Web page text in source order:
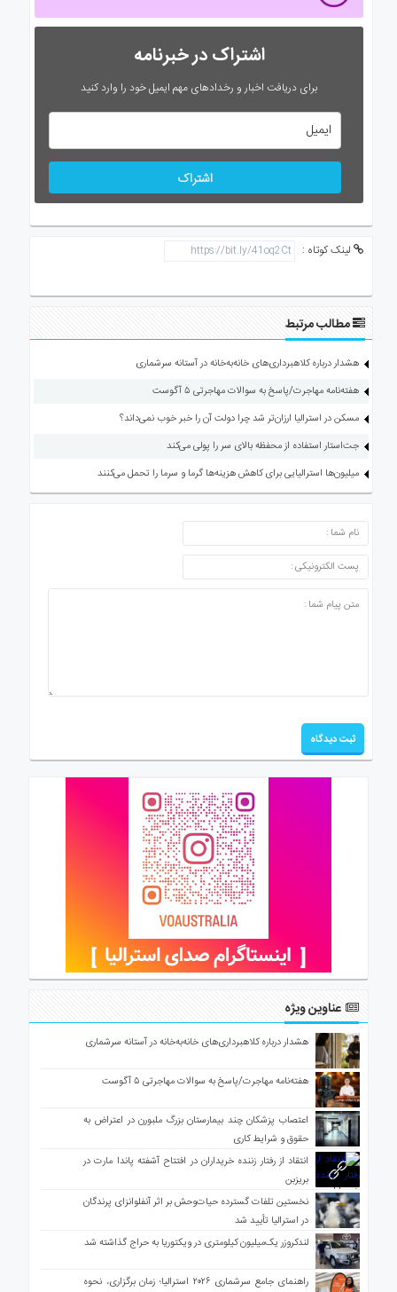
اشتراک در خبرنامه
برای دریافت اخبار و رخدادهای مهم ایمیل خود را وارد کنید
اشتراک
لینک کوتاه :
مطالب مرتبط
هشدار درباره کلاهبرداری‌های خانه‌به‌خانه در آستانه سرشماری
هفته‌نامه مهاجرت/پاسخ به سوالات مهاجرتی ۵ آگوست
مسکن در استرالیا ارزان‌تر شد چرا دولت آن را خبر خوب نمی‌داند؟
جت‌استار استفاده از محفظه بالای سر را پولی می‌کند
میلیون‌ها استرالیایی برای کاهش هزینه‌ها گرما و سرما را تحمل می‌کنند
ارسال دیدگاه
عناوین ویژه
هشدار درباره کلاهبرداری‌های خانه‌به‌خانه در آستانه سرشماری
هفته‌نامه مهاجرت/پاسخ به سوالات مهاجرتی ۵ آگوست
اعتصاب پزشکان چند بیمارستان بزرگ ملبورن در اعتراض به
حقوق و شرایط کاری
انتقاد از رفتار زننده خریداران در افتتاح آشفته پاندا مارت در
بریزبن
نخستین تلفات گسترده حیات‌وحش بر اثر آنفلوانزای پرندگان
در استرالیا تأیید شد
لندکروزر یک‌میلیون کیلومتری در ویکتوریا به حراج گذاشته شد
راهنمای جامع سرشماری ۲۰۲۶ استرالیا؛ زمان برگزاری، نحوه